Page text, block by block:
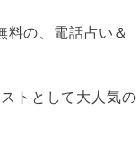
料の、電話占い＆
トとして大人気の